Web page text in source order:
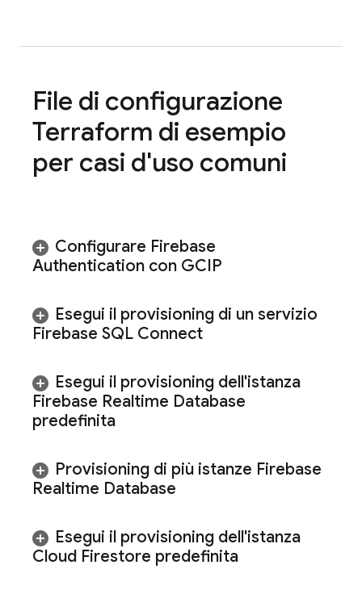
File di configurazione
Terraform di esempio
per casi d'uso comuni
Configurare Firebase
Authentication con GCIP
Esegui il provisioning di un servizio
Firebase SQL Connect
Esegui il provisioning dell'istanza
Firebase Realtime Database
predefinita
Provisioning di più istanze Firebase
Realtime Database
Esegui il provisioning dell'istanza
Cloud Firestore predefinita